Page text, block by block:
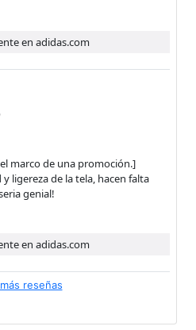
en adidas.com
marco de una promoción.]
ligereza de la tela, hacen falta
genial!
en adidas.com
reseñas